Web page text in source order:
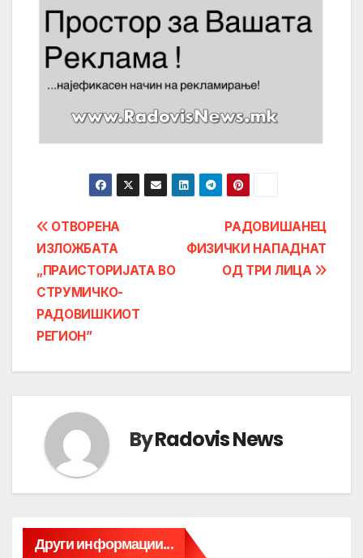
Post
navigation
РАДОВИШАНЕЦ
ФИЗИЧКИ НАПАДНАТ
ОД ТРИ ЛИЦА
ОТВОРЕНА
ИЗЛОЖБАТА
„ПРАИСТОРИЈАТА ВО
СТРУМИЧКО-
РАДОВИШКИОТ
РЕГИОН”
ByRadovis News
Други информации...